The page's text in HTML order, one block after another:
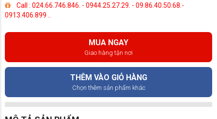
Call : 024.66.746.846. - 0944.25.27.29. - 09.86.40.50.68.-
0913.406.899 ..
MUA NGAY
Giao hàng tận nơi
THÊM VÀO GIỎ HÀNG
Chọn thêm sản phẩm khác